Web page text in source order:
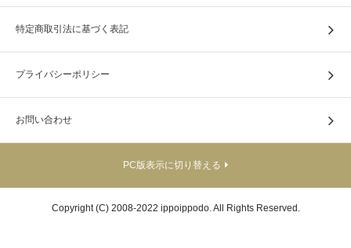
特定商取引法に基づく表記
プライバシーポリシー
お問い合わせ
PC版表示に切り替える
Copyright (C) 2008-2022 ippoippodo. All Rights Reserved.